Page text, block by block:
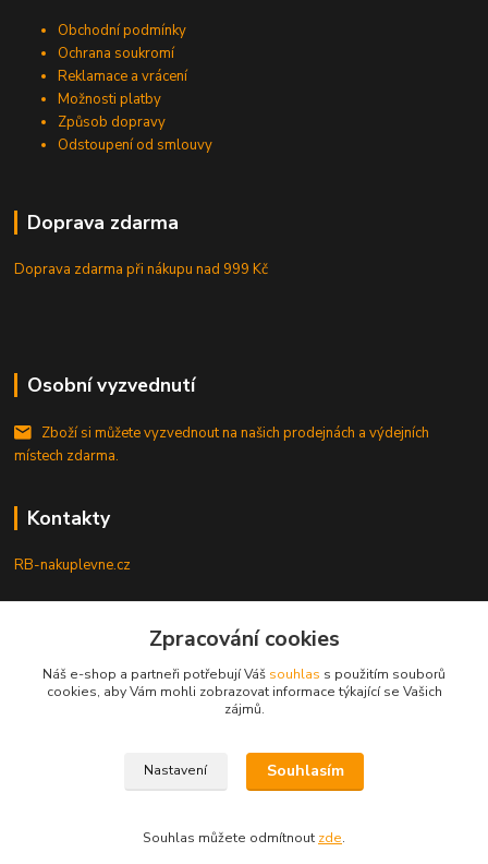
Obchodní podmínky
Ochrana soukromí
Reklamace a vrácení
Možnosti platby
Způsob dopravy
Odstoupení od smlouvy
Doprava zdarma
Doprava zdarma při nákupunad 999 Kč
Osobní vyzvednutí
Zboží si můžete vyzvednout na našich prodejnách a výdejních
místech zdarma.
Kontakty
RB-nakuplevne.cz
+420 222722421
info@rb-nakuplevne.cz
Zpracování cookies
Náš e-shop a partneři potřebují Váš souhlas s použitím souborů
cookies, aby Vám mohli zobrazovat informace týkající se Vašich
zájmů.
Nastavení Souhlasím
Souhlas můžete odmítnout zde.